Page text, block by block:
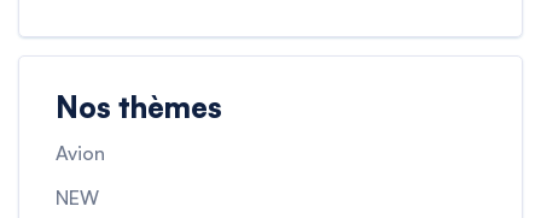
Nos thèmes
Avion
NEW